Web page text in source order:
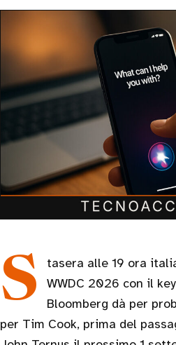
Stasera alle 19 ora italiana Apple apre la
WWDC 2026 con il
Bloomberg dà per
per Tim Cook, prima del